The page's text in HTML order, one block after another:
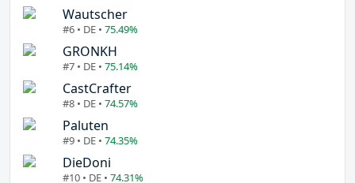
Wautscher
#6 • DE • 75.49%
GRONKH
#7 • DE • 75.14%
CastCrafter
#8 • DE • 74.57%
Paluten
#9 • DE • 74.35%
DieDoni
#10 • DE • 74.31%